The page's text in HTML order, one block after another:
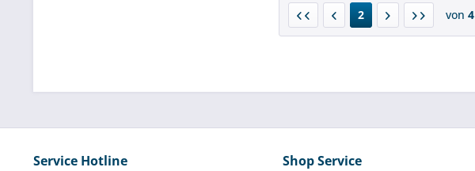
2 von 4
Service Hotline Shop Service